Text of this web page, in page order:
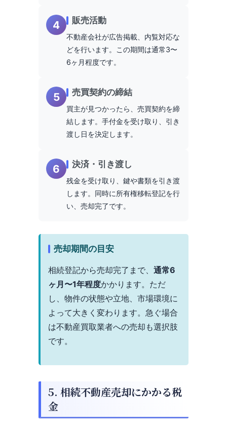
4 販売活動
不動産会社が広告掲載、内覧対応な
どを行います。この期間は通常3〜
6ヶ月程度です。
5 売買契約の締結
買主が見つかったら、売買契約を締
結します。手付金を受け取り、引き
渡し日を決定します。
6 決済・引き渡し
残金を受け取り、鍵や書類を引き渡
します。同時に所有権移転登記を行
い、売却完了です。
売却期間の目安
相続登記から売却完了まで、 通常6
ヶ月〜1年程度かかります。ただ
し、物件の状態や立地、市場環境に
よって大きく変わります。急ぐ場合
は不動産買取業者への売却も選択肢
です。
5. 相続不動産売却にかかる税
金